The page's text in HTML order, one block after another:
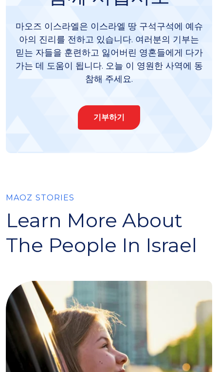
마오즈 이스라엘은 이스라엘 땅 구석구석에 예슈
아의 진리를 전하고 있습니다. 여러분의 기부는
믿는 자들을 훈련하고 잃어버린 영혼들에게 다가
가는 데 도움이 됩니다. 오늘 이 영원한 사역에 동
참해 주세요.
기부하기
MAOZ STORIES
Learn More About
The People In Israel